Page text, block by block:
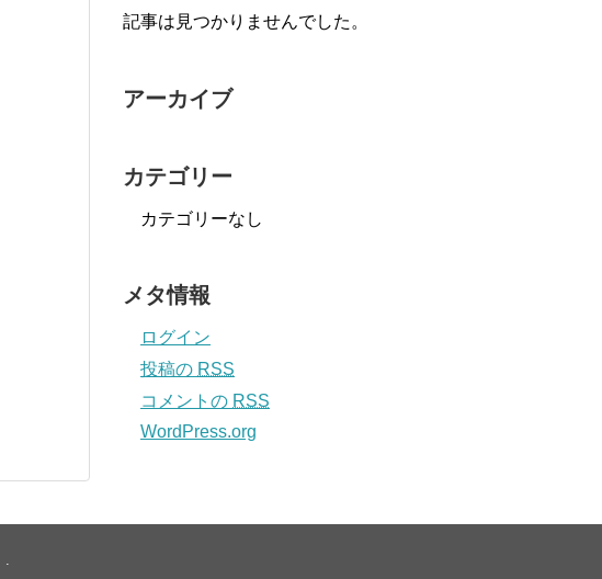
記事は見つかりませんでした。
アーカイブ
カテゴリー
カテゴリーなし
メタ情報
ログイン
投稿の RSS
コメントの RSS
WordPress.org
.